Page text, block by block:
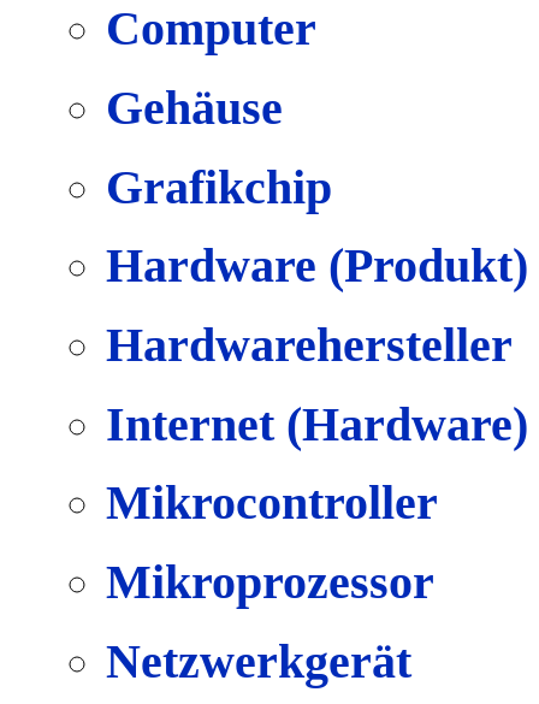
Computer
Gehäuse
Grafikchip
Hardware (Produkt)
Hardwarehersteller
Internet (Hardware)
Mikrocontroller
Mikroprozessor
Netzwerkgerät